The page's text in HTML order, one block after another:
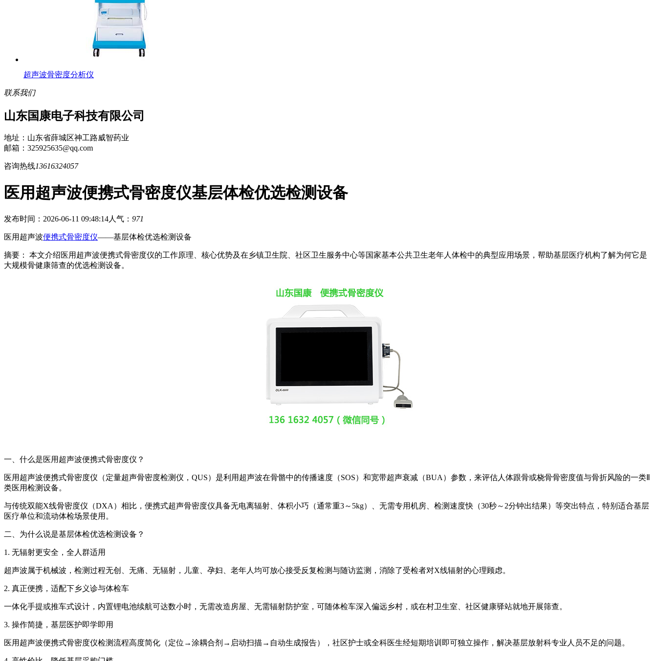
超声波骨密度分析仪
联系我们
山东国康电子科技有限公司
地址：山东省薛城区神工路威智药业
邮箱：325925635@qq.com
咨询热线13616324057
医用超声波便携式骨密度仪基层体检优选检测设备
发布时间：2026-06-11 09:48:14人气： 971
医用超声波便携式骨密度仪——基层体检优选检测设备
摘要： 本文介绍医用超声波便携式骨密度仪的工作原理、核心优势及在乡镇卫生院、社区卫生服务中心等国家基本公共卫生老年人体检中的典型应用场景，帮助基层医疗机构了解为何它是
大规模骨健康筛查的优选检测设备。
一、什么是医用超声波便携式骨密度仪？
医用超声波便携式骨密度仪（定量超声骨密度检测仪，QUS）是利用超声波在骨骼中的传播速度（SOS）和宽带超声衰减（BUA）参数，来评估人体跟骨或桡骨骨密度值与骨折风险的一类Ⅱ
类医用检测设备。
与传统双能X线骨密度仪（DXA）相比，便携式超声骨密度仪具备无电离辐射、体积小巧（通常重3～5kg）、无需专用机房、检测速度快（30秒～2分钟出结果）等突出特点，特别适合基层
医疗单位和流动体检场景使用。
二、为什么说是基层体检优选检测设备？
1. 无辐射更安全，全人群适用
超声波属于机械波，检测过程无创、无痛、无辐射，儿童、孕妇、老年人均可放心接受反复检测与随访监测，消除了受检者对X线辐射的心理顾虑。
2. 真正便携，适配下乡义诊与体检车
一体化手提或推车式设计，内置锂电池续航可达数小时，无需改造房屋、无需辐射防护室，可随体检车深入偏远乡村，或在村卫生室、社区健康驿站就地开展筛查。
3. 操作简捷，基层医护即学即用
医用超声波便携式骨密度仪检测流程高度简化（定位→涂耦合剂→启动扫描→自动生成报告），社区护士或全科医生经短期培训即可独立操作，解决基层放射科专业人员不足的问题。